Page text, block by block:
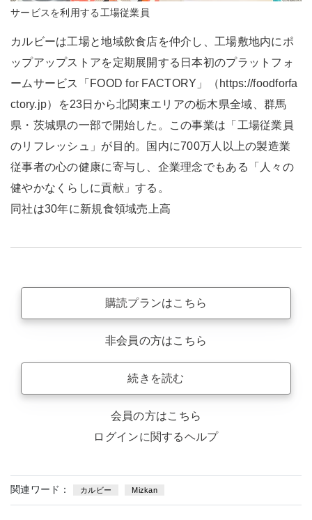
サービスを利用する工場従業員
カルビーは工場と地域飲食店を仲介し、工場敷地内にポ
ップアップストアを定期展開する日本初のプラットフォ
ームサービス「FOOD for FACTORY」（https://foodforfa
ctory.jp）を23日から北関東エリアの栃木県全域、群馬
県・茨城県の一部で開始した。この事業は「工場従業員
のリフレッシュ」が目的。国内に700万人以上の製造業
従事者の心の健康に寄与し、企業理念でもある「人々の
健やかなくらしに貢献」する。
同社は30年に新規食領域売上高
購読プランはこちら
非会員の方はこちら
続きを読む
会員の方はこちら
ログインに関するヘルプ
関連ワード： カルビー Mizkan